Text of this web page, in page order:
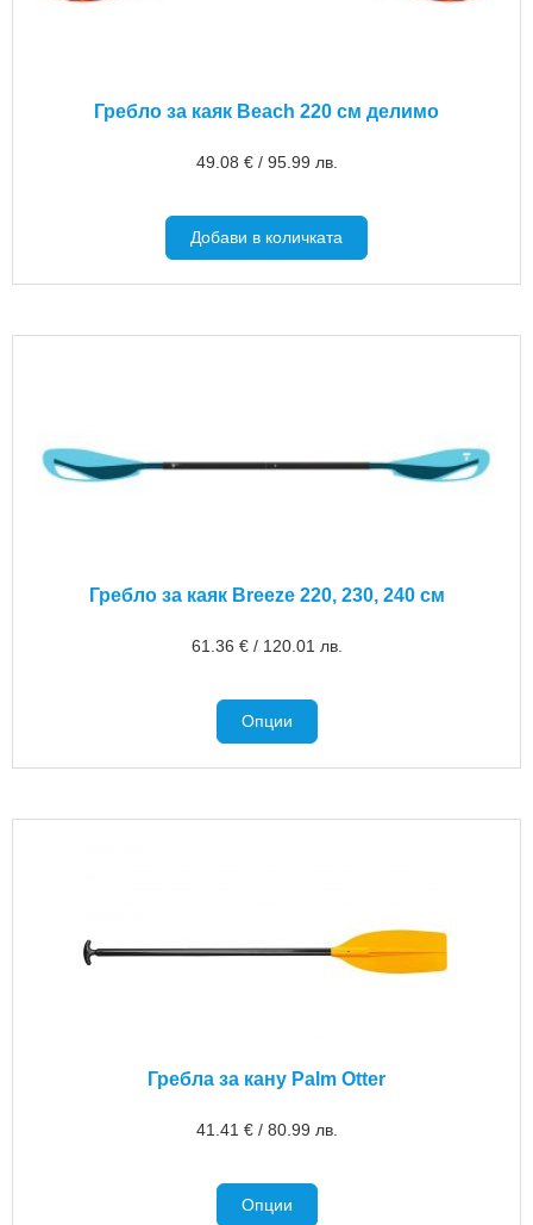
Гребло за каяк Beach 220 см делимо
49.08 €/ 95.99 лв.
Добави в количката
Гребло за каяк Breeze 220, 230, 240 см
61.36 €/ 120.01 лв.
Опции
Гребла за кану Palm Otter
41.41 €/ 80.99 лв.
Опции